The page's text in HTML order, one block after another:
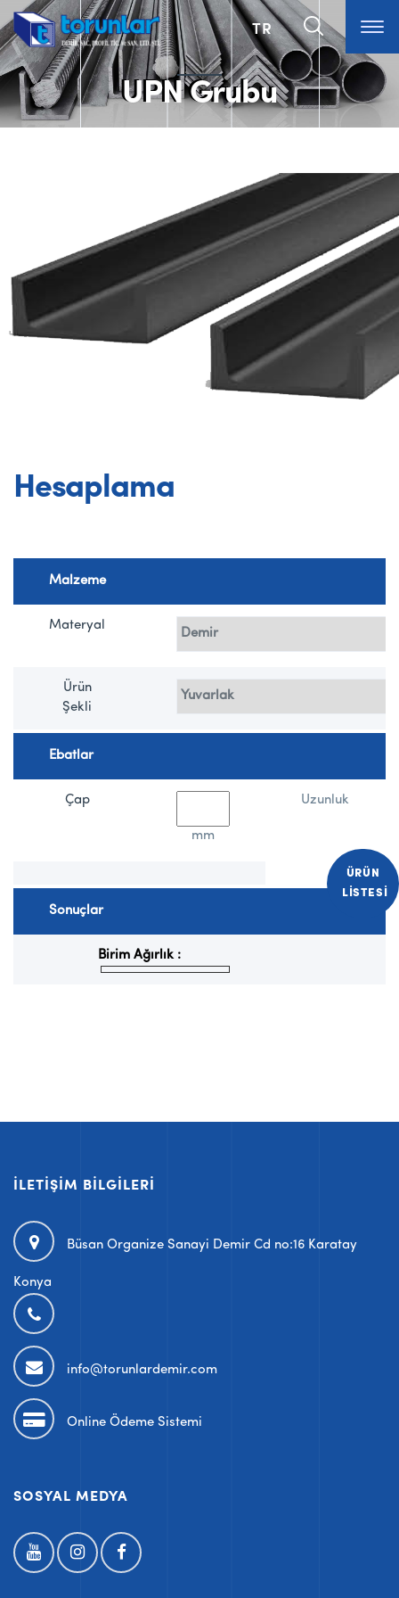
TR
ÜRÜN
LISTESI
UPN Grubu
Hesaplama
Malzeme
Materyal
Ürün
Şekli
Ebatlar
Çap
mm
Uzunluk
Sonuçlar
Birim Ağırlık :
İLETIŞIM BILGILERI
Büsan Organize Sanayi Demir Cd no:16 Karatay
Konya
info@torunlardemir.com
Online Ödeme Sistemi
SOSYAL MEDYA